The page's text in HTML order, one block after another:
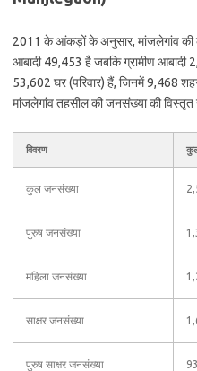
2011 के आंकड़ों के अनुसार, मांजलेगांव
आबादी 49,453 है जबकि ग्रामीण
53,602 घर (परिवार) हैं, जिनमें 9,468
मांजलेगांव तहसील की जनसंख्या की विस्तृत
विवरण
कुल जनसंख्या
पुरुष जनसंख्या
महिला जनसंख्या
साक्षर जनसंख्या
पुरुष साक्षर जनसंख्या